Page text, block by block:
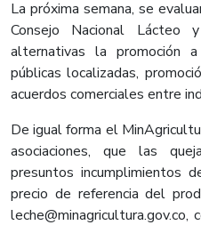
La próxima semana, se
Consejo Nacional
alternativas la promoción
públicas localizadas,
acuerdos comerciales entre
​De igual forma el
asociaciones, que las
presuntos incumplimientos
precio de referencia del